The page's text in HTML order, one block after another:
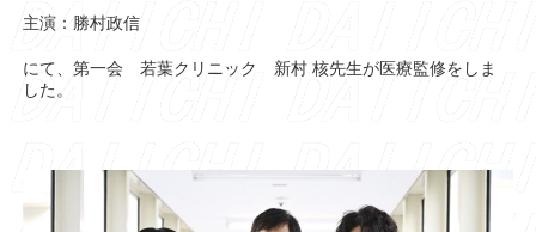
主演：勝村政信
にて、第一会 若葉クリニック 新村 核先生が医療監修をしま
した。